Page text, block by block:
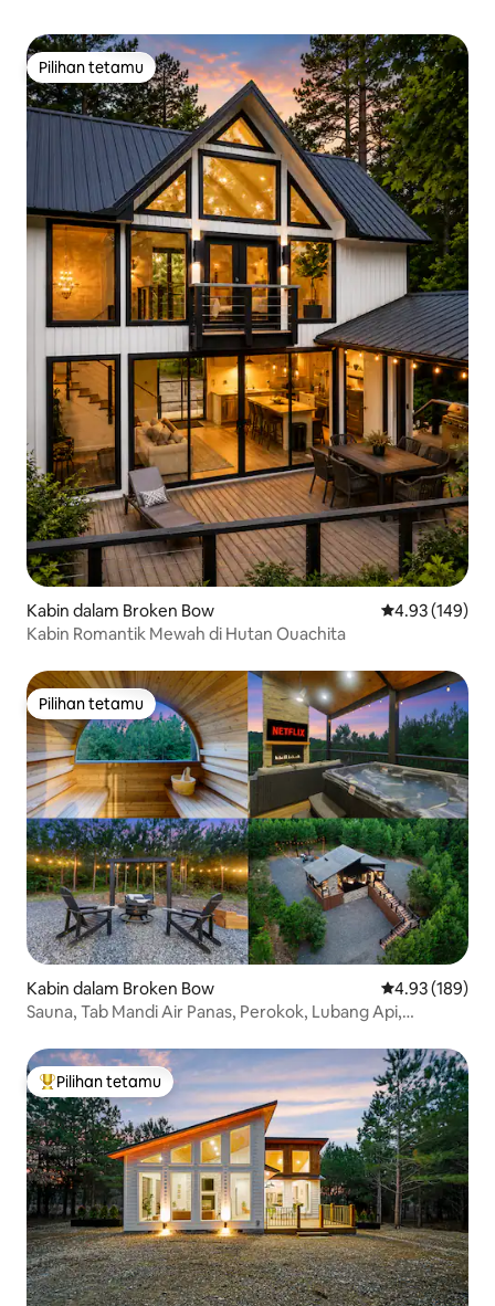
Pilihan tetamu
Pilihan tetamu
Kabin dalam Broken Bow Penarafan
4.93 (149)
Kabin Romantik Mewah di Hutan Ouachita
Pilihan tetamu
Pilihan tetamu
Kabin dalam Broken Bow Penarafan
4.93 (189)
Sauna, Tab Mandi Air Panas, Perokok, Lubang Api,
Pilihan utama tetamu
Pilihan tetamu